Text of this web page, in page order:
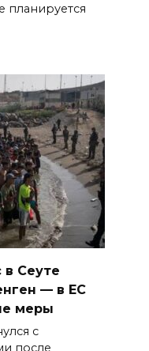
планируется
в Сеуте
— в ЕС
меры
с
после